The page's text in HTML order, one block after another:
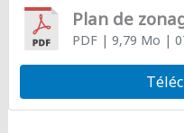
Plan de
PDF| 9,79 Mo |